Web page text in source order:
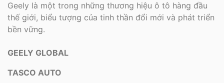
Geely là một trong những thương hiệu ô tô hàng đầu
thế giới, biểu tượng của tinh thần đổi mới và phát triển
bền vững.
GEELY GLOBAL
TASCO AUTO